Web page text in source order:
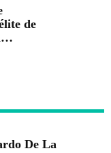
de
De La